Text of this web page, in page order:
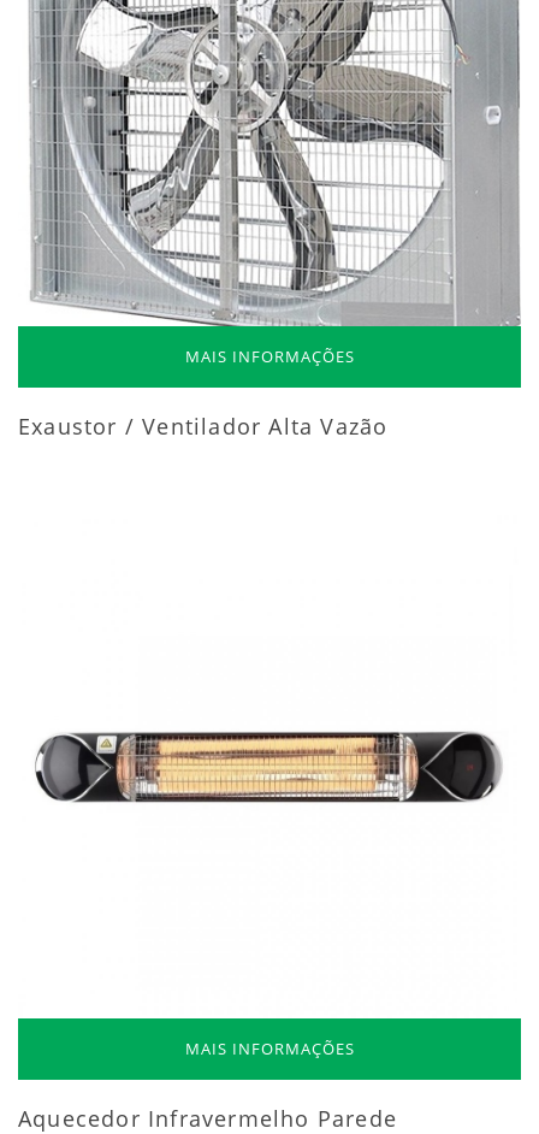
MAIS INFORMAÇÕES
Exaustor / Ventilador Alta Vazão
MAIS INFORMAÇÕES
Aquecedor Infravermelho Parede